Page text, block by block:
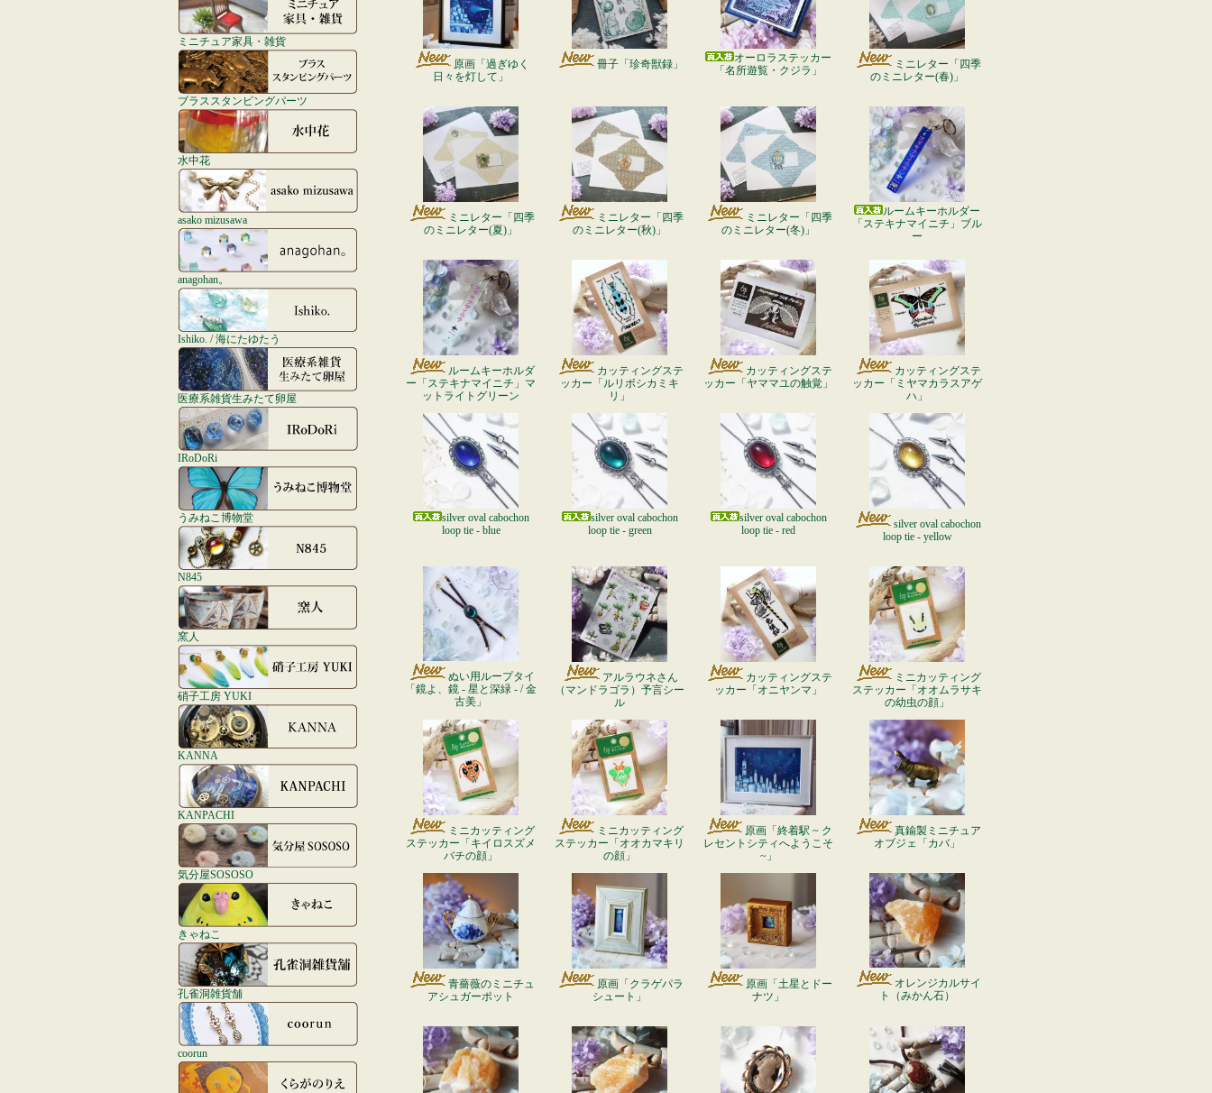
ミニチュア家具・雑貨
ブラススタンピングパーツ
水中花
asako mizusawa
anagohan。
Ishiko. / 海にたゆたう
医療系雑貨生みたて卵屋
IRoDoRi
うみねこ博物堂
N845
窯人
硝子工房 YUKI
KANNA
KANPACHI
気分屋SOSOSO
きゃねこ
孔雀洞雑貨舗
coorun
原画「過ぎゆく
日々を灯して」
冊子「珍奇獣録」
オーロラステッカー
「名所遊覧・クジラ」
ミニレター「四季
のミニレター(春)」
ミニレター「四季
のミニレター(夏)」
ミニレター「四季
のミニレター(秋)」
ミニレター「四季
のミニレター(冬)」
ルームキーホルダー
「ステキナマイニチ」ブル
ー
ルームキーホルダ
ー「ステキナマイニチ」マ
ットライトグリーン
カッティングステ
ッカー「ルリボシカミキ
リ」
カッティングステ
ッカー「ヤママユの触覚」
カッティングステ
ッカー「ミヤマカラスアゲ
ハ」
silver oval cabochon
loop tie - blue
silver oval cabochon
loop tie - green
silver oval cabochon
loop tie - red
silver oval cabochon
loop tie - yellow
ぬい用ループタイ
「鏡よ、鏡 - 星と深緑 - / 金
古美」
アルラウネさん
（マンドラゴラ）予言シー
ル
カッティングステ
ッカー「オニヤンマ」
ミニカッティング
ステッカー「オオムラサキ
の幼虫の顔」
ミニカッティング
ステッカー「キイロスズメ
バチの顔」
ミニカッティング
ステッカー「オオカマキリ
の顔」
原画「終着駅 ~ ク
レセントシティへようこそ
~」
真鍮製ミニチュア
オブジェ「カバ」
青薔薇のミニチュ
アシュガーポット
原画「クラゲパラ
シュート」
原画「土星とドー
ナツ」
オレンジカルサイ
ト（みかん石）